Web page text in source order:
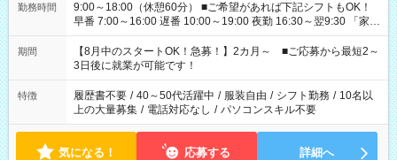
勤務時間
9:00～18:00（休憩60分） ■ご希望があれば下記シフトもOK！
早番 7:00～16:00 遅番 10:00～19:00 夜勤 16:30～翌9:30 「家族
と休みを合わせたい」 「余裕を持って夕飯の準備がしたい」
「できれば残業はしたくない」 など、ご希望を教えてください
ね。 ※Wワーク希望の方へ 今ご覧のお仕事で希望する勤務時間
と、もう1つのお仕事の勤務時間。 合計で週40時間を超える場
合は応募できません。
期間
【8月中のスタートOK！急募！】2カ月～ ■ご応募から最短2～
3日後に就業が可能です！
特徴 履歴書不要 / 40～50代活躍中 / 服装自由 / シフト勤務 / 10名以
上の大量募集 / 電話対応なし / パソコンスキル不要
気になる！ 応募する 詳細へ